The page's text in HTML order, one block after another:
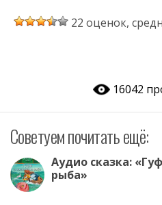
K b
er e
o
o
k
at
p
p
22 оценок,
16042
Советуем почитать ещё:
Аудио сказка:
рыба»